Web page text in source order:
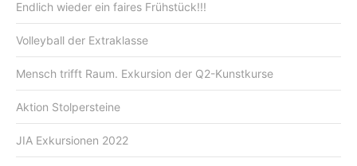
Endlich wieder ein faires Frühstück!!!
Volleyball der Extraklasse
Mensch trifft Raum. Exkursion der Q2-Kunstkurse
Aktion Stolpersteine
JIA Exkursionen 2022